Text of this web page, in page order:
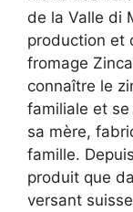
de la Valle di
production et
fromage
connaître le
familiale et
sa mère,
famille.
produit que
versant